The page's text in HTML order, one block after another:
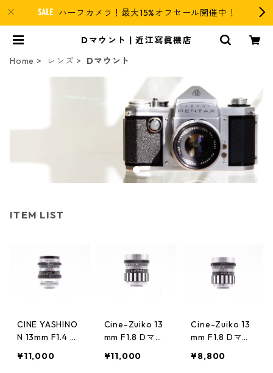
ハーフカメラ！最大15%オフセール開催中！
Dマウント | 近江寫眞機店
Home
レンズ Dマウント
ITEM LIST
CINE YASHINO
N 13mm F1.4 D
CA ヤシカ
¥11,000
Cine-Zuiko 13
mm F1.8 Dマウ
オリンパス
¥11,000
Cine-Zuiko 13
mm F1.8 Dマウ
オリンパス
¥8,800